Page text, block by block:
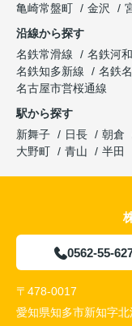
亀崎常盤町
金沢
沿線から探す
名鉄常滑線
名鉄河
名鉄知多新線
名鉄
名古屋市営桜通線
駅から探す
新舞子
日長 朝倉
大野町
青山 半田
0562-55-
〒478-0017
愛知県知多市新知字